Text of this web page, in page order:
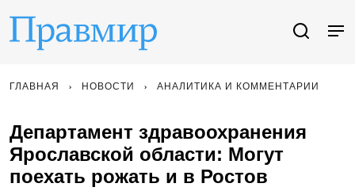
ГЛАВНАЯ НОВОСТИ АНАЛИТИКА И КОММЕНТАРИИ
Департамент здравоохранения
Ярославской области: Могут
поехать рожать и в Ростов